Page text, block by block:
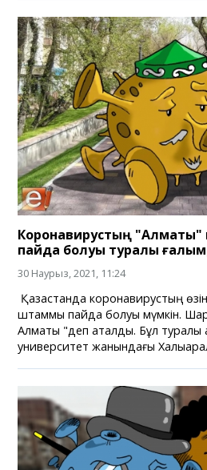
Коронавирустың
пайда болуы туралы
30 Наурыз, 2021, 11:24
Қазақстанда коронавирустың
штаммы пайда болуы мүмкін.
Алматы "деп аталды. Бұл туралы
университет жанындағы